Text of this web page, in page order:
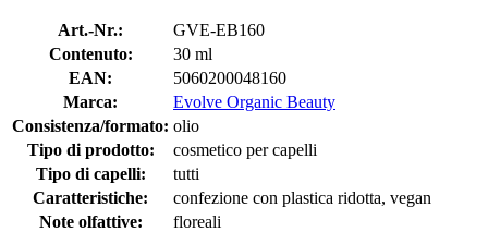
Art.-Nr.:
GVE-EB160
Contenuto:
30 ml
EAN:
5060200048160
Marca:
Evolve Organic Beauty
Consistenza/formato: olio
Tipo di prodotto:
cosmetico per capelli
Tipo di capelli:
tutti
Caratteristiche:
confezione con plastica ridotta, vegan
Note olfattive:
floreali